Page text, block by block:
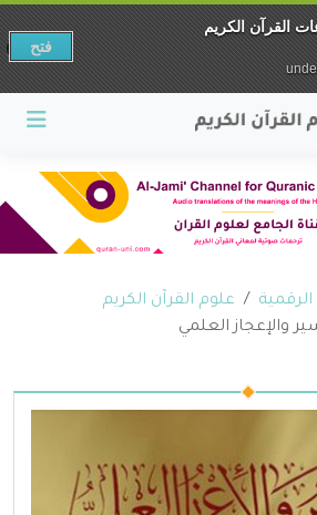
الرقمية
علوم القرآن الكريم
والإعجاز العلمي
القرآن الكريم
فتح